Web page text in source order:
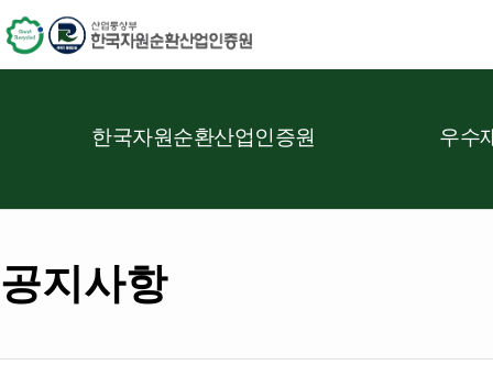
한국자원순환산업인증원 우수
공지사항